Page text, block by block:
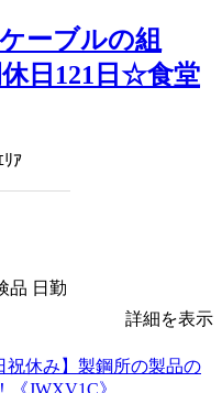
ーブルの組
日121日☆食堂
ｱ
品 日勤
詳細を表示